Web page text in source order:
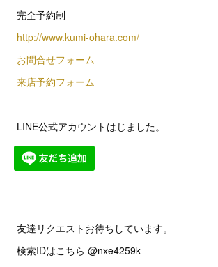
完全予約制
http://www.kumi-ohara.com/
お問合せフォーム
来店予約フォーム
LINE公式アカウントはじました。
友達リクエストお待ちしています。
検索IDはこちら @nxe4259k